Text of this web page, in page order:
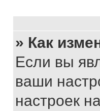
» Как
Если вы
ваши
настроек